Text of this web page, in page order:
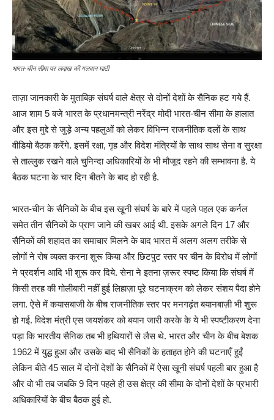
भारत-चीन सीमा पर लदाख की गलवान घाटी
ताज़ा जानकारी के मुताबिक़ संघर्ष वाले क्षेत्र से दोनों देशों के सैनिक हट गये हैं.
आज शाम 5 बजे भारत के प्रधानमन्त्री नरेंद्र मोदी भारत-चीन सीमा के हालात
और इस मुद्दे से जुड़े अन्य पहलुओं को लेकर विभिन्न राजनीतिक दलों के साथ
वीडियो बैठक करेंगे. इसमें रक्षा, गृह और विदेश मंत्रियों के साथ साथ सेना व सुरक्षा
से ताल्लुक रखने वाले चुनिन्दा अधिकारियों के भी मौजूद रहने की सम्भावना है. ये
बैठक घटना के चार दिन बीतने के बाद हो रही है.
भारत-चीन के सैनिकों के बीच इस खूनी संघर्ष के बारे में पहले पहल एक कर्नल
समेत तीन सैनिकों के प्राण जाने की खबर आई थी. इसके अगले दिन 17 और
सैनिकों की शहादत का समाचार मिलने के बाद भारत में अलग अलग तरीके से
लोगों ने रोष व्यक्त करना शुरू किया और छिटपुट स्तर पर चीन के विरोध में लोगों
ने प्रदर्शन आदि भी शुरू कर दिये. सेना ने इतना ज़रूर स्पष्ट किया कि संघर्ष में
किसी तरह की गोलीबारी नहीं हुई लिहाज़ा पूरे घटनाक्रम को लेकर संशय पैदा होने
लगा. ऐसे में कयासबाजी के बीच राजनीतिक स्तर पर मनगढ़ंत बयानबाज़ी भी शुरू
हो गई. विदेश मंत्री एस जयशंकर को बयान जारी करके के ये भी स्पष्टीकरण देना
पड़ा कि भारतीय सैनिक तब भी हथियारों से लैस थे. भारत और चीन के बीच बेशक
1962 में युद्ध हुआ और उसके बाद भी सैनिकों के हताहत होने की घटनाएँ हुईं
लेकिन बीते 45 साल में दोनों देशों के सैनिकों में ऐसा खूनी संघर्ष पहली बार हुआ है
और वो भी तब जबकि 9 दिन पहले ही उस क्षेत्र की सीमा के दोनों देशों के प्रभारी
अधिकारियों के बीच बैठक हुई हो.